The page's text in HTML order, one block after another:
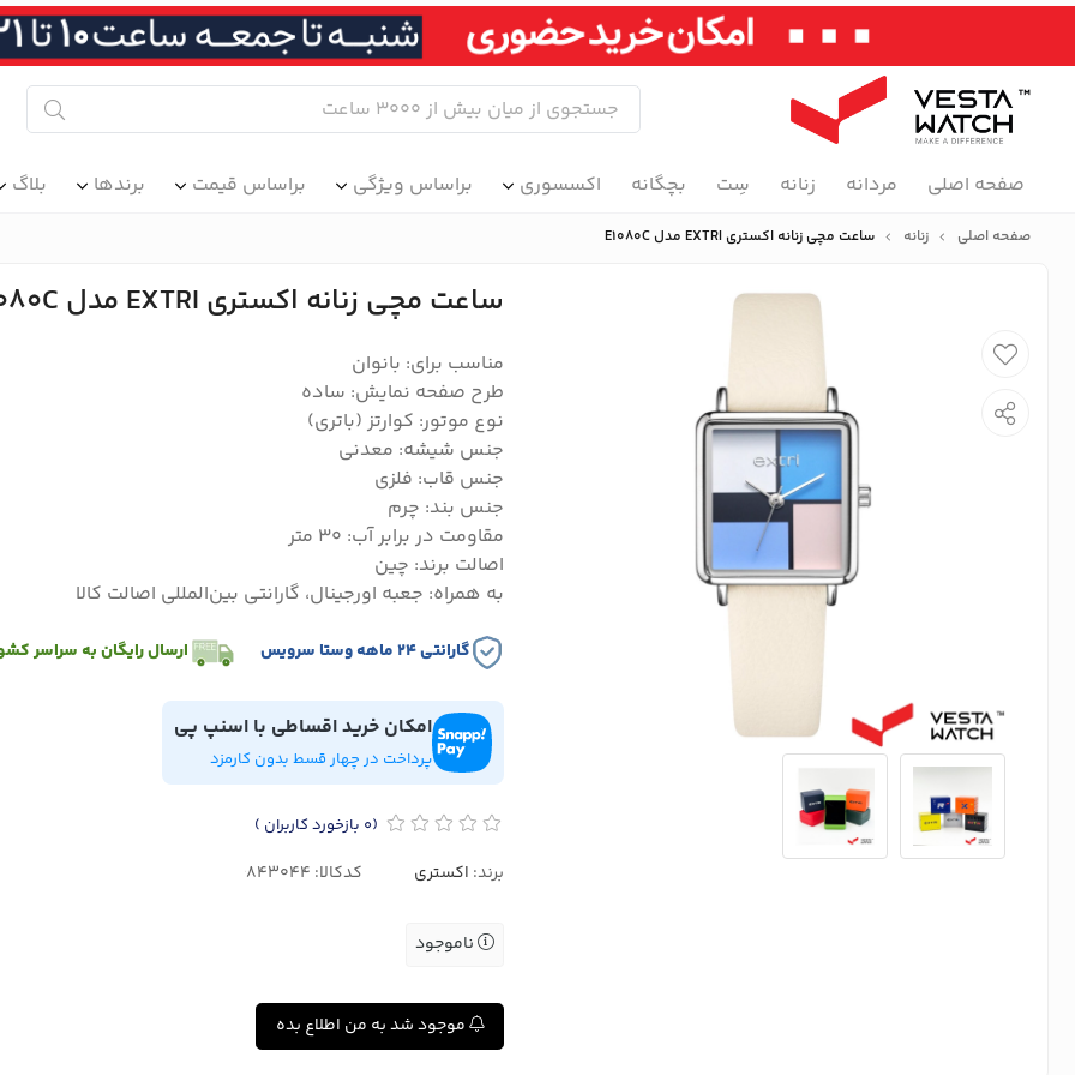
صفحه اصلی مردانه زنانه سِت بچگانه اکسسوری براساس ویژگی براساس قیمت برندها بلاگ
صفحه اصلی زنانه ساعت مچی زنانه اکستری EXTRI مدل E1080C
ساعت مچی زنانه اکستری EXTRI مدل E1080C
مناسب برای: بانوان
طرح صفحه نمایش: ساده
نوع موتور: کوارتز (باتری)
جنس شیشه: معدنی
جنس قاب: فلزی
جنس بند: چرم
مقاومت در برابر آب: 30 متر
اصالت برند: چین
به همراه: جعبه اورجینال، گارانتی بین‌المللی اصالت کالا
گارانتی ۲۴ ماهه وستا سرویس ارسال رایگان به سراسر
امکان خرید اقساطی با اسنپ پی
پرداخت در چهار قسط بدون کارمزد
(0 بازخورد کاربران )
برند: اکستری کدکالا:
ناموجود
موجود شد به من اطلاع بده